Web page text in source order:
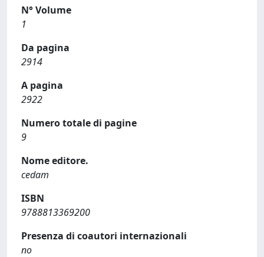
N° Volume
1
Da pagina
2914
A pagina
2922
Numero totale di pagine
9
Nome editore.
cedam
ISBN
9788813369200
Presenza di coautori internazionali
no